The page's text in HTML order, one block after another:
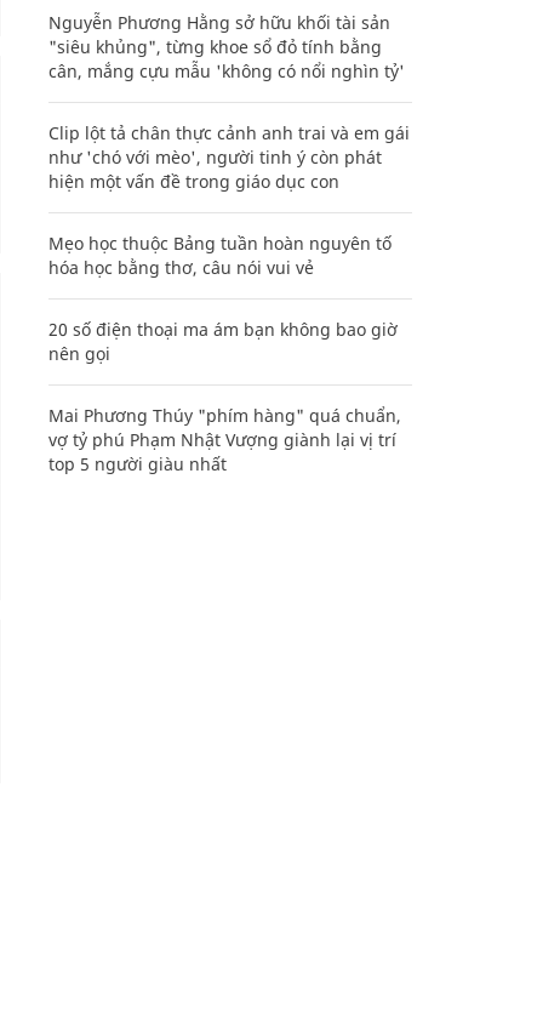
Nguyễn Phương Hằng sở hữu khối tài sản
"siêu khủng", từng khoe sổ đỏ tính bằng
cân, mắng cựu mẫu 'không có nổi nghìn tỷ'
Clip lột tả chân thực cảnh anh trai và em gái
như 'chó với mèo', người tinh ý còn phát
hiện một vấn đề trong giáo dục con
Mẹo học thuộc Bảng tuần hoàn nguyên tố
hóa học bằng thơ, câu nói vui vẻ
20 số điện thoại ma ám bạn không bao giờ
nên gọi
Mai Phương Thúy "phím hàng" quá chuẩn,
vợ tỷ phú Phạm Nhật Vượng giành lại vị trí
top 5 người giàu nhất